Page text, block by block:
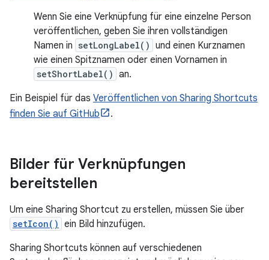
Wenn Sie eine Verknüpfung für eine einzelne Person
veröffentlichen, geben Sie ihren vollständigen
Namen in setLongLabel() und einen Kurznamen
wie einen Spitznamen oder einen Vornamen in
setShortLabel() an.
Ein Beispiel für das Veröffentlichen von Sharing Shortcuts
finden Sie auf GitHub
.
Bilder für Verknüpfungen
bereitstellen
Um eine Sharing Shortcut zu erstellen, müssen Sie über
setIcon() ein Bild hinzufügen.
Sharing Shortcuts können auf verschiedenen